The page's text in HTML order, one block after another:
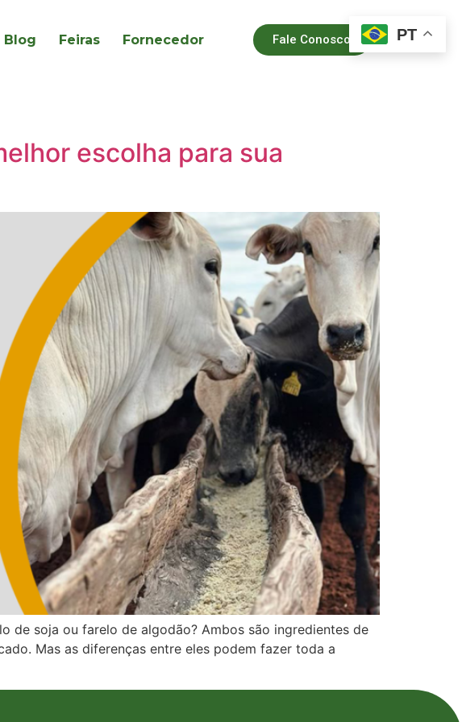
Blog Feiras Fornecedor Fale Conosco
escolha para sua
de soja ou farelo de algodão? Ambos são ingredientes de
Mas as diferenças entre eles podem fazer toda a
PT